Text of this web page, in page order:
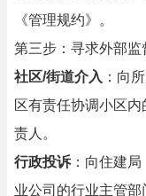
《管理规约》。
第三步：寻求外部监
社区/街道介入 ：向
区有责任协调小区
责人。
行政投诉：向住建局
业公司的行业主管部